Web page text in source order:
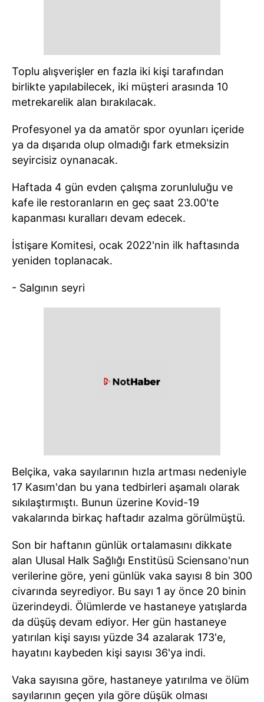
Toplu alışverişler en fazla iki kişi tarafından
birlikte yapılabilecek, iki müşteri arasında 10
metrekarelik alan bırakılacak.
Profesyonel ya da amatör spor oyunları içeride
ya da dışarıda olup olmadığı fark etmeksizin
seyircisiz oynanacak.
Haftada 4 gün evden çalışma zorunluluğu ve
kafe ile restoranların en geç saat 23.00'te
kapanması kuralları devam edecek.
İstişare Komitesi, ocak 2022'nin ilk haftasında
yeniden toplanacak.
- Salgının seyri
Belçika, vaka sayılarının hızla artması nedeniyle
17 Kasım'dan bu yana tedbirleri aşamalı olarak
sıkılaştırmıştı. Bunun üzerine Kovid-19
vakalarında birkaç haftadır azalma görülmüştü.
Son bir haftanın günlük ortalamasını dikkate
alan Ulusal Halk Sağlığı Enstitüsü Sciensano'nun
verilerine göre, yeni günlük vaka sayısı 8 bin 300
civarında seyrediyor. Bu sayı 1 ay önce 20 binin
üzerindeydi. Ölümlerde ve hastaneye yatışlarda
da düşüş devam ediyor. Her gün hastaneye
yatırılan kişi sayısı yüzde 34 azalarak 173'e,
hayatını kaybeden kişi sayısı 36'ya indi.
Vaka sayısına göre, hastaneye yatırılma ve ölüm
sayılarının geçen yıla göre düşük olması